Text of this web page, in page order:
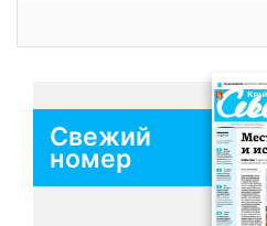
Свежий
номер